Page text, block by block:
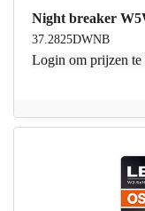
Night breaker
37.2825DWNB
Login om prijzen